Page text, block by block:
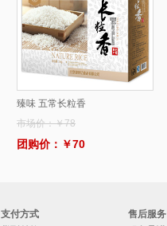
臻味 五常长粒香
市场价：￥78
团购价：￥70
支付方式
售后服务